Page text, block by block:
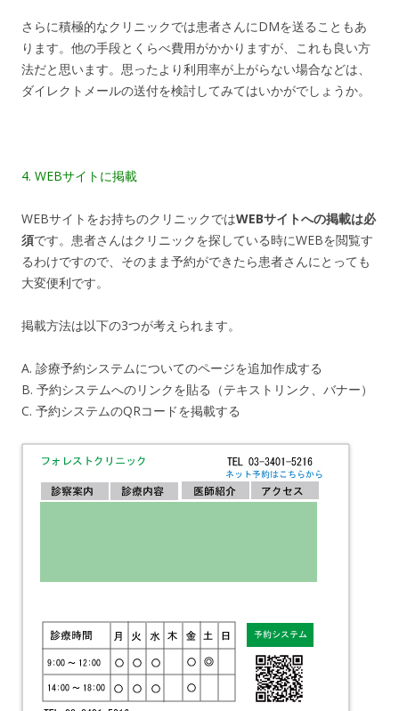
さらに積極的なクリニックでは患者さんにDMを送ることもあ
ります。他の手段とくらべ費用がかかりますが、これも良い方
法だと思います。思ったより利用率が上がらない場合などは、
ダイレクトメールの送付を検討してみてはいかがでしょうか。
4. WEBサイトに掲載
WEBサイトをお持ちのクリニックではWEBサイトへの掲載は必
須です。患者さんはクリニックを探している時にWEBを閲覧す
るわけですので、そのまま予約ができたら患者さんにとっても
大変便利です。
掲載方法は以下の3つが考えられます。
A. 診療予約システムについてのページを追加作成する
B. 予約システムへのリンクを貼る（テキストリンク、バナー）
C. 予約システムのQRコードを掲載する